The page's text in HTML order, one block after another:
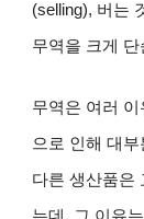
(selling), 버는
무역을 크게
무역은 여러
으로 인해 대
다른 생산품은